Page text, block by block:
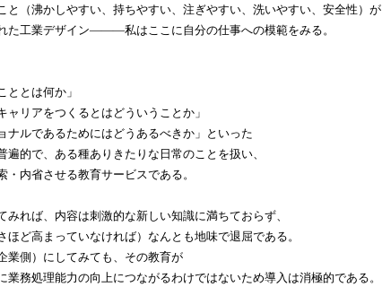
と（沸かしやすい、持ちやすい、注ぎやすい、洗いやすい、安全性）が
た工業デザイン―――私はここに自分の仕事への模範をみる。
ととは何か」
ャリアをつくるとはどういうことか」
ナルであるためにはどうあるべきか」といった
遍的で、ある種ありきたりな日常のことを扱い、
・内省させる教育サービスである。
みれば、内容は刺激的な新しい知識に満ちておらず、
ほど高まっていなければ）なんとも地味で退屈である。
業側）にしてみても、その教育が
業務処理能力の向上につながるわけではないため導入は消極的である。